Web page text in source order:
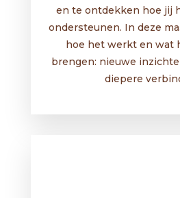
en te ontdekken hoe jij
ondersteunen. In deze
hoe het werkt en wat
brengen: nieuwe
diepere